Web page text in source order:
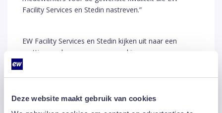
Deze website maakt gebruik van cookies
Facility Services en Stedin nastreven.”
EW Facility Services en Stedin kijken uit naar een
prettige en duurzame samenwerking.